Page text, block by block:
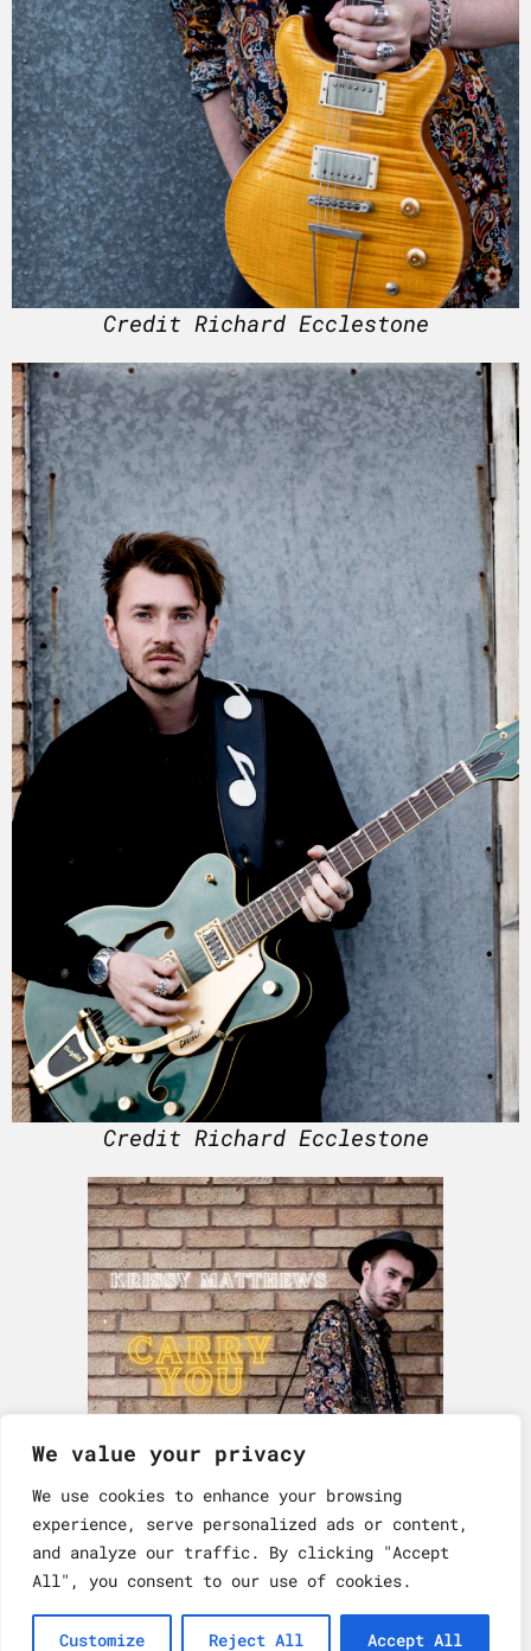
We value your privacy
We use cookies to enhance your browsing
experience, serve personalized ads or content,
and analyze our traffic. By clicking "Accept
All", you consent to our use of cookies.
Customize Reject All Accept All
Credit Richard Ecclestone
Credit Richard Ecclestone
CD-Cover
Impressum
Datenschutzerklärung